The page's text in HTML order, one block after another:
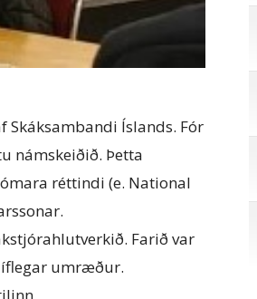
Íslands. Fór
námskeiðið. Þetta
réttindi (e. National
Farið var
umræður.